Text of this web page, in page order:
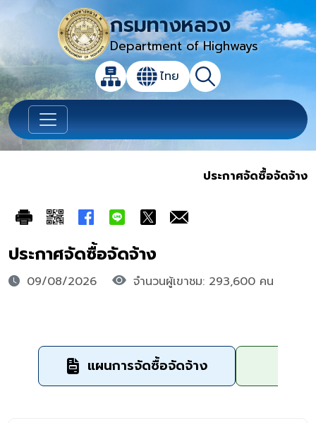
กรมทางหลวง
Department of Highways
แผนผังเว็บไซต์
เปลี่ยนภาษา
ไทย ค้นหา
เปิดกล่องค้นหาข้อมูลหลักของเว็บไซต์
ประกาศจัดซื้อจัดจ้าง
ประกาศจัดซื้อจัดจ้าง
09/08/2026 จำนวนผู้เขาชม: 293,600 คน
แผนการจัดซื้อจัดจ้าง